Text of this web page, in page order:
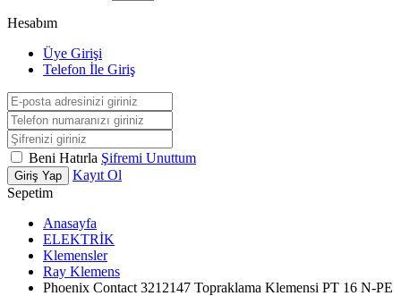
Hesabım
Üye Girişi
Telefon İle Giriş
Beni Hatırla Şifremi Unuttum
Giriş Yap
Kayıt Ol
Sepetim
Anasayfa
ELEKTRİK
Klemensler
Ray Klemens
Phoenix Contact 3212147 Topraklama Klemensi PT 16 N-PE